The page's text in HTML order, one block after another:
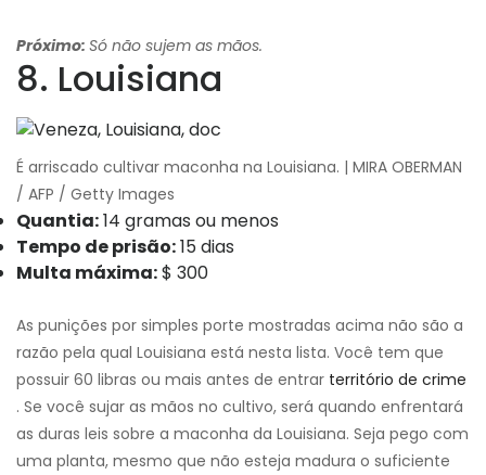
Próximo: Só não sujem as mãos.
8. Louisiana
É arriscado cultivar maconha na Louisiana. | MIRA OBERMAN
/ AFP / Getty Images
Quantia:14 gramas ou menos
Tempo de prisão:15 dias
Multa máxima:$ 300
As punições por simples porte mostradas acima não são a
razão pela qual Louisiana está nesta lista. Você tem que
possuir 60 libras ou mais antes de entrar território de crime
. Se você sujar as mãos no cultivo, será quando enfrentará
as duras leis sobre a maconha da Louisiana. Seja pego com
uma planta, mesmo que não esteja madura o suficiente